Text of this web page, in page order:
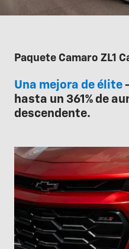
Paquete Camaro ZL1
Una mejora de élite
hasta un 361% de
descendente.